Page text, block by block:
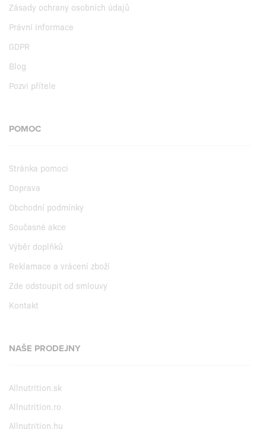
Zásady ochrany osobních údajů
Právní informace
GDPR
Blog
Pozvi přítele
POMOC
Stránka pomoci
Doprava
Obchodní podmínky
Současné akce
Výběr doplňků
Reklamace a vrácení zboží
Zde odstoupit od smlouvy
Kontakt
NAŠE PRODEJNY
Allnutrition.sk
Allnutrition.ro
Allnutrition.hu